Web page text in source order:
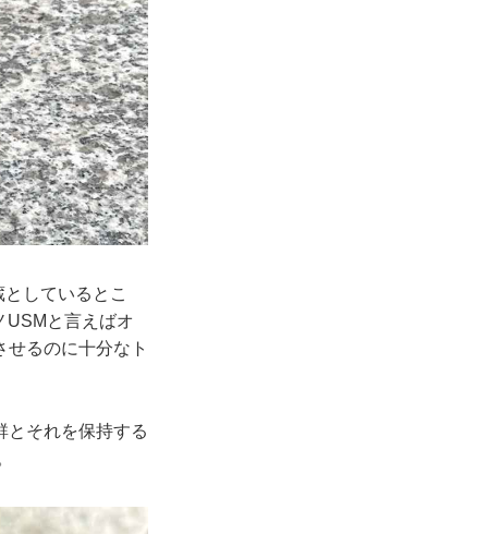
しているとこ
USMと言えばオ
るのに十分なト
とそれを保持する